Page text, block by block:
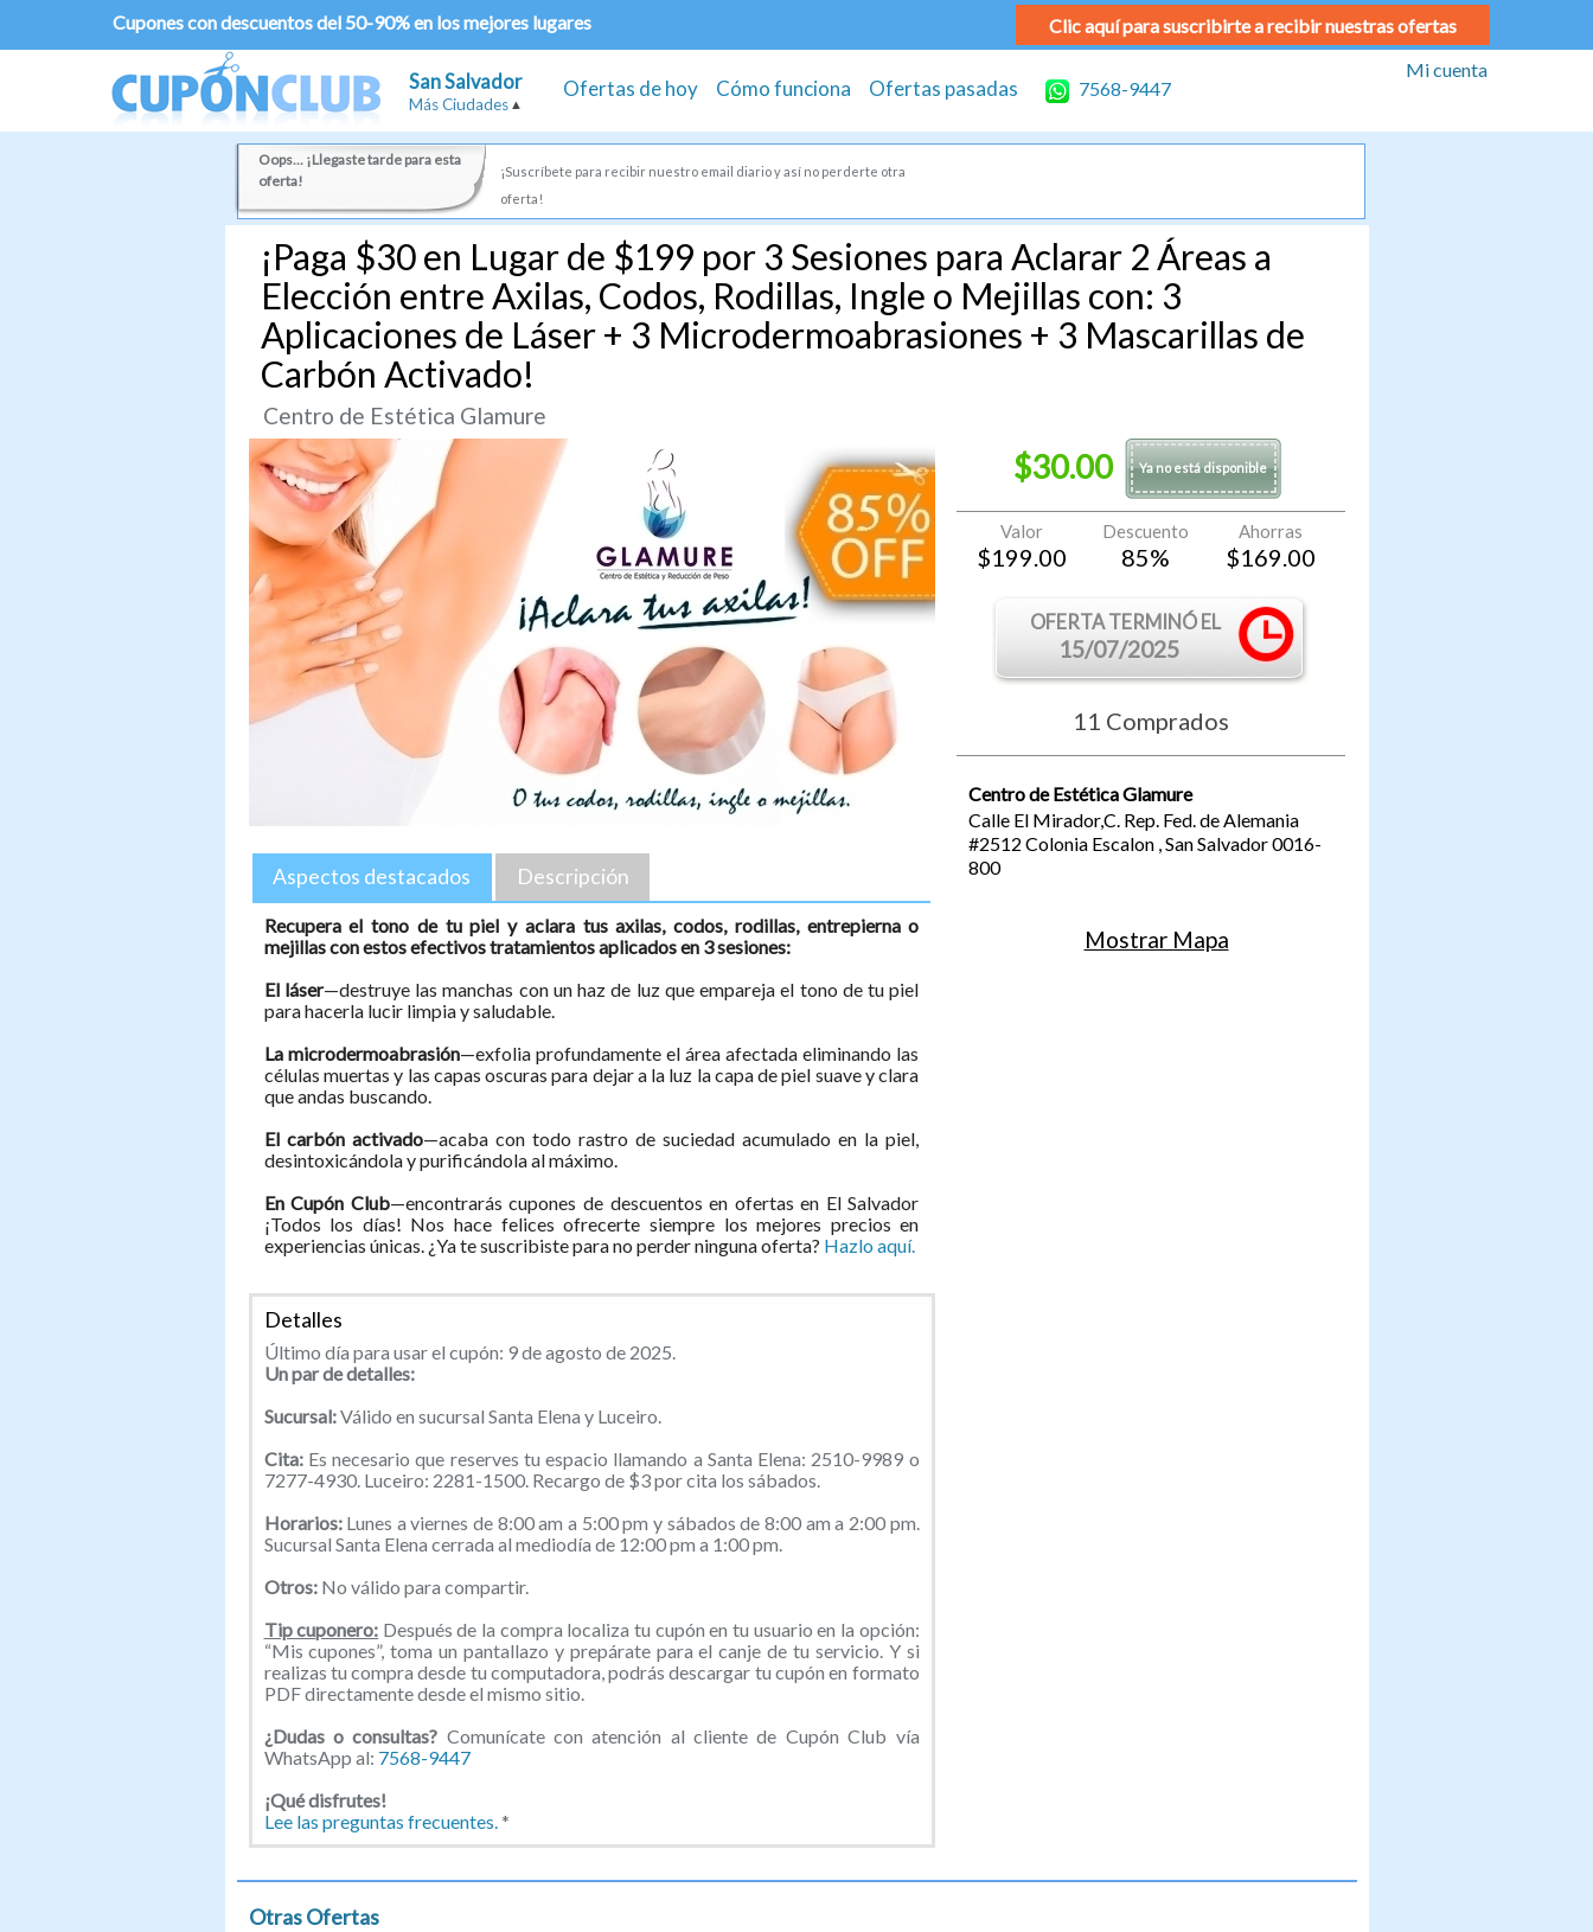
Cupones con descuentos del 50-90% en los mejores lugares Clic aquí para suscribirte a recibir nuestras ofertas
San Salvador
Más Ciudades
Ofertas de hoy Cómo funciona Ofertas pasadas 7568-9447
Mi cuenta
Oops... ¡Llegaste tarde para esta
oferta!
¡Suscríbete para recibir nuestro email diario y así no perderte otra
oferta!
¡Paga $30 en Lugar de $199 por 3 Sesiones para Aclarar 2 Áreas a
Elección entre Axilas, Codos, Rodillas, Ingle o Mejillas con: 3
Aplicaciones de Láser + 3 Microdermoabrasiones + 3 Mascarillas de
Carbón Activado!
Centro de Estética Glamure
Aspectos destacados Descripción
Recupera el tono de tu piel y aclara tus axilas, codos, rodillas, entrepierna o
mejillas con estos efectivos tratamientos aplicados en 3 sesiones:
El láser—destruye las manchas con un haz de luz que empareja el tono de tu piel
para hacerla lucir limpia y saludable.
La microdermoabrasión—exfolia profundamente el área afectada eliminando las
células muertas y las capas oscuras para dejar a la luz la capa de piel suave y clara
que andas buscando.
El carbón activado—acaba con todo rastro de suciedad acumulado en la piel,
desintoxicándola y purificándola al máximo.
En Cupón Club—encontrarás cupones de descuentos en ofertas en El Salvador
¡Todos los días! Nos hace felices ofrecerte siempre los mejores precios en
experiencias únicas. ¿Ya te suscribiste para no perder ninguna oferta? Hazlo aquí.
Detalles
Último día para usar el cupón: 9 de agosto de 2025.
Un par de detalles:
Sucursal:Válido en sucursal Santa Elena y Luceiro.
Cita:Es necesario que reserves tu espacio llamando a Santa Elena: 2510-9989 o
7277-4930. Luceiro: 2281-1500. Recargo de $3 por cita los sábados.
Horarios:Lunes a viernes de 8:00 am a 5:00 pm y sábados de 8:00 am a 2:00 pm.
Sucursal Santa Elena cerrada al mediodía de 12:00 pm a 1:00 pm.
Otros:No válido para compartir.
Tip cuponero: Después de la compra localiza tu cupón en tu usuario en la opción:
“Mis cupones”, toma un pantallazo y prepárate para el canje de tu servicio. Y si
realizas tu compra desde tu computadora, podrás descargar tu cupón en formato
PDF directamente desde el mismo sitio.
¿Dudas o consultas? Comunícate con atención al cliente de Cupón Club vía
WhatsApp al: 7568-9447
¡Qué disfrutes!
Lee las preguntas frecuentes.*
$30.00 Ya no está disponible
Valor
$199.00
Descuento
85%
Ahorras
$169.00
OFERTA TERMINÓ EL
15/07/2025
11 Comprados
Centro de Estética Glamure
Calle El Mirador,C. Rep. Fed. de Alemania
#2512 Colonia Escalon,San Salvador0016-
800
Mostrar Mapa
Otras Ofertas